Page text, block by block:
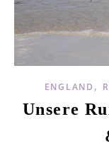
ENGLAND ,
Unsere